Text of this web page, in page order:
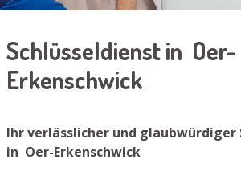
Schlüsseldienst in Oer-
Erkenschwick
Ihr verlässlicher und glaubwürdiger
in Oer-Erkenschwick